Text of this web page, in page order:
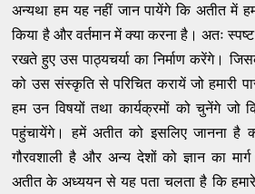
अन्यथा हम यह नहीं जान पायेंगे कि अतीत में
किया है और वर्तमान में क्या करना है। अतः
रखते हुए उस पाठ्यचर्या का निर्माण करेंगे। जिसके
को उस संस्कृति से परिचित करायें जो हमारी
हम उन विषयों तथा कार्यक्रमों को चुनेंगे जो
पहुंचायेंगे। हमें अतीत को इसलिए जानना है
गौरवशाली है और अन्य देशों को ज्ञान का
अतीत के अध्ययन से यह पता चलता है कि हमारे